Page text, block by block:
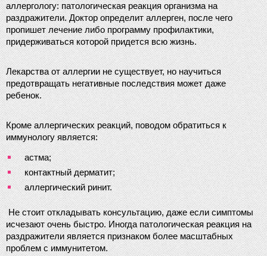
аллергологу: патологическая реакция организма на
раздражители. Доктор определит аллерген, после чего
пропишет лечение либо программу профилактики,
придерживаться которой придется всю жизнь.
Лекарства от аллергии не существует, но научиться
предотвращать негативные последствия может даже
ребенок.
Кроме аллергических реакций, поводом обратиться к
иммунологу является:
астма;
контактный дерматит;
аллергический ринит.
Не стоит откладывать консультацию, даже если симптомы
исчезают очень быстро. Иногда патологическая реакция на
раздражители является признаком более масштабных
проблем с иммунитетом.